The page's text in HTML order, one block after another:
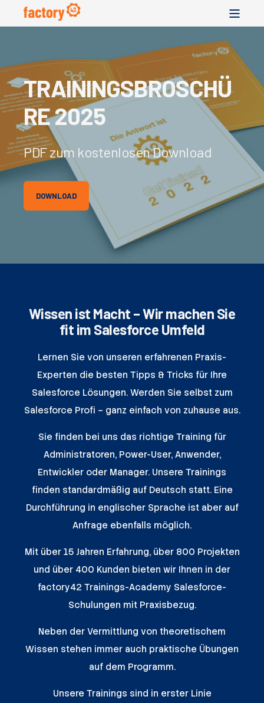
TRAININGSBROSCHÜ
RE 2025
PDF zum kostenlosen Download
DOWNLOAD
Wissen ist Macht – Wir machen Sie
fit im Salesforce Umfeld
Lernen Sie von unseren erfahrenen Praxis-
Experten die besten Tipps & Tricks für Ihre
Salesforce Lösungen. Werden Sie selbst zum
Salesforce Profi – ganz einfach von zuhause aus.
Sie finden bei uns das richtige Training für
Administratoren, Power-User, Anwender,
Entwickler oder Manager. Unsere Trainings
finden standardmäßig auf Deutsch statt. Eine
Durchführung in englischer Sprache ist aber auf
Anfrage ebenfalls möglich.
Mit über 15 Jahren Erfahrung, über 800 Projekten
und über 400 Kunden bieten wir Ihnen in der
factory42 Trainings-Academy Salesforce-
Schulungen mit Praxisbezug.
Neben der Vermittlung von theoretischem
Wissen stehen immer auch praktische Übungen
auf dem Programm.
Unsere Trainings sind in erster Linie